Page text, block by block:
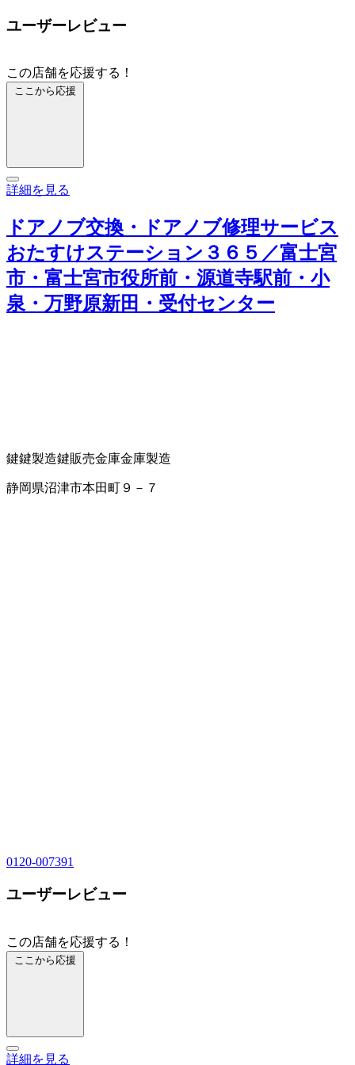
ユーザーレビュー
この店舗を応援する！
ここから応援
詳細を見る
ドアノブ交換・ドアノブ修理サービス
おたすけステーション３６５／富士宮
市・富士宮市役所前・源道寺駅前・小
泉・万野原新田・受付センター
鍵鍵製造鍵販売金庫金庫製造
静岡県沼津市本田町９－７
0120-007391
ユーザーレビュー
この店舗を応援する！
ここから応援
詳細を見る